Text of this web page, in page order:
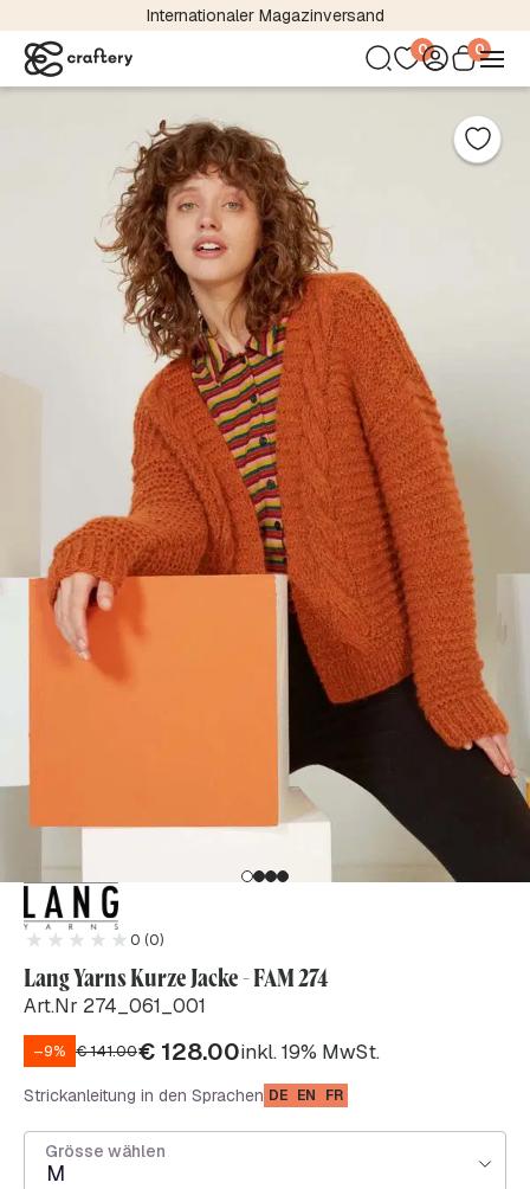
Internationaler Magazinversand
0 0
0 (0)
Lang Yarns Kurze Jacke - FAM 274
Art.Nr 274_061_001
–9% €141.00€ 128.00inkl. 19% MwSt.
Strickanleitung in den Sprachen DE EN FR
Grösse wählen
M